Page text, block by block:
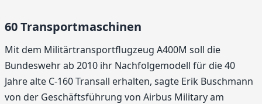
60 Transportmaschinen
Mit dem Militärtransportflugzeug A400M soll die
Bundeswehr ab 2010 ihr Nachfolgemodell für die 40
Jahre alte C-160 Transall erhalten, sagte Erik Buschmann
von der Geschäftsführung von Airbus Military am